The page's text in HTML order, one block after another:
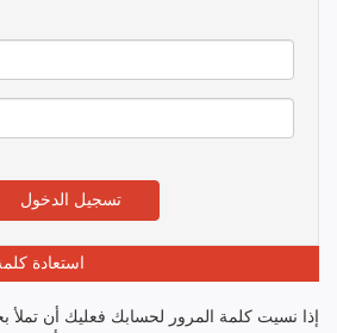
تسجيل الدخول
استعادة
إذا نسيت كلمة المرور لحسابك فعليك أن تملأ